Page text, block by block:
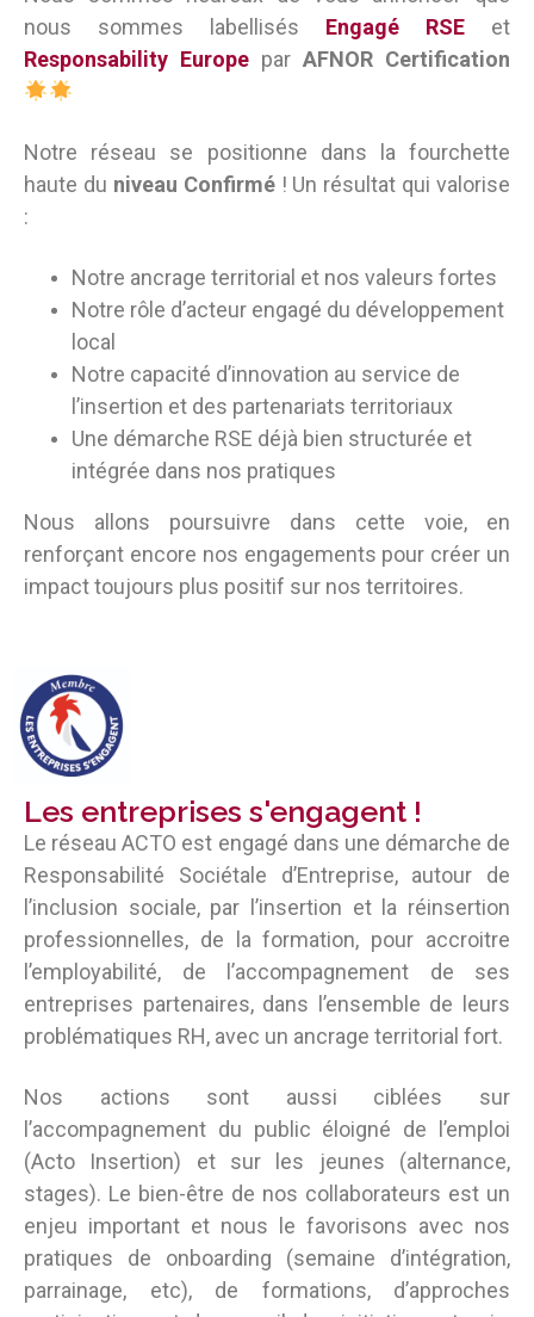
nous sommes labellisés Engagé RSE et
Responsability Europe par AFNOR Certification
Notre réseau se positionne dans la fourchette
haute du niveau Confirmé! Un résultat qui valorise
:
Notre ancrage territorial et nos valeurs fortes
Notre rôle d’acteur engagé du développement
local
Notre capacité d’innovation au service de
l’insertion et des partenariats territoriaux
Une démarche RSE déjà bien structurée et
intégrée dans nos pratiques
Nous allons poursuivre dans cette voie, en
renforçant encore nos engagements pour créer un
impact toujours plus positif sur nos territoires.
Les entreprises s'engagent !
Le réseau ACTO est engagé dans une démarche de
Responsabilité Sociétale d’Entreprise, autour de
l’inclusion sociale, par l’insertion et la réinsertion
professionnelles, de la formation, pour accroitre
l’employabilité, de l’accompagnement de ses
entreprises partenaires, dans l’ensemble de leurs
problématiques RH, avec un ancrage territorial fort.
Nos actions sont aussi ciblées sur
l’accompagnement du public éloigné de l’emploi
(Acto Insertion) et sur les jeunes (alternance,
stages). Le bien-être de nos collaborateurs est un
enjeu important et nous le favorisons avec nos
pratiques de onboarding (semaine d’intégration,
parrainage, etc), de formations, d’approches